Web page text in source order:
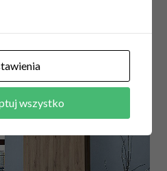
zwiększające ergonomię
jak drążki ze specjalnym,
wszystko